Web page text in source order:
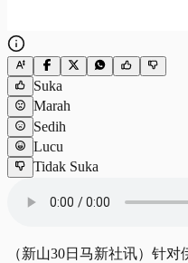
Suka
Marah
Sedih
Lucu
Tidak Suka
（新山30日马新社讯）针